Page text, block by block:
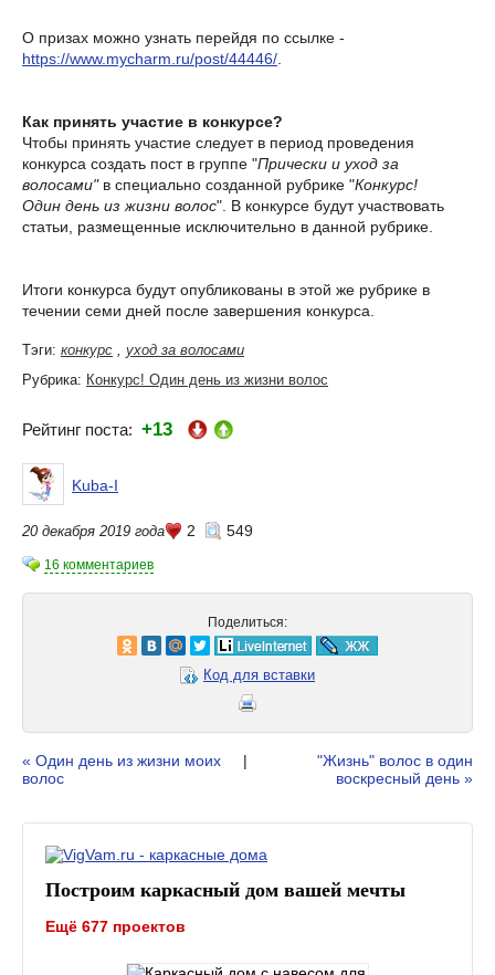
О призах можно узнать перейдя по ссылке -
https://www.mycharm.ru/post/44446/
Как принять участие в конкурсе?
Чтобы принять участие следует в период проведения
конкурса создать пост в группе "Прически и уход за
волосами"в специально созданной рубрике "Конкурс!
Один день из жизни волос". В конкурсе будут участвовать
статьи, размещенные исключительно в данной рубрике.
Итоги конкурса будут опубликованы в этой же рубрике в
течении семи дней после завершения конкурса.
Тэги: конкурс
уход за волосами
Рубрика: Конкурс! Один день из жизни волос
Рейтинг поста: +13
Kuba-I
20 декабря 2019 года 2 549
16 комментариев
Поделиться:
Код для вставки
« Один день из жизни моих
волос
|
"Жизнь" волос в один
воскресный день »
Построим каркасный дом вашей мечты
Ещё 677 проектов